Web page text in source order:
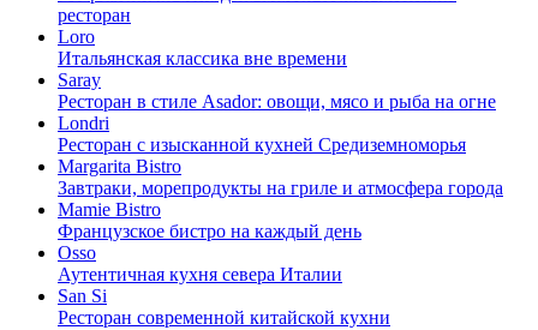
ресторан
Loro
Итальянская классика вне времени
Saray
Ресторан в стиле Asador: овощи, мясо и рыба на огне
Londri
Ресторан с изысканной кухней Средиземноморья
Margarita Bistro
Завтраки, морепродукты на гриле и атмосфера города
Mamie Bistro
Французское бистро на каждый день
Osso
Аутентичная кухня севера Италии
San Si
Ресторан современной китайской кухни